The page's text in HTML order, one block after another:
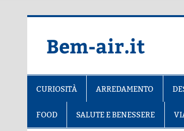
Bem-air.it
CURIOSITÀ ARREDAMENTO
FOOD SALUTE E BENESSERE